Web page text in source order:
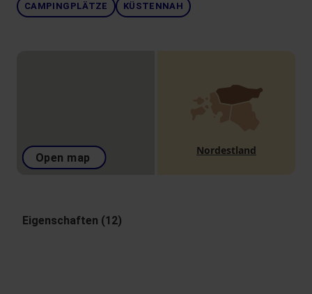
CAMPINGPLÄTZE KÜSTENNAH
Open map
Nordestland
Eigenschaften (12)